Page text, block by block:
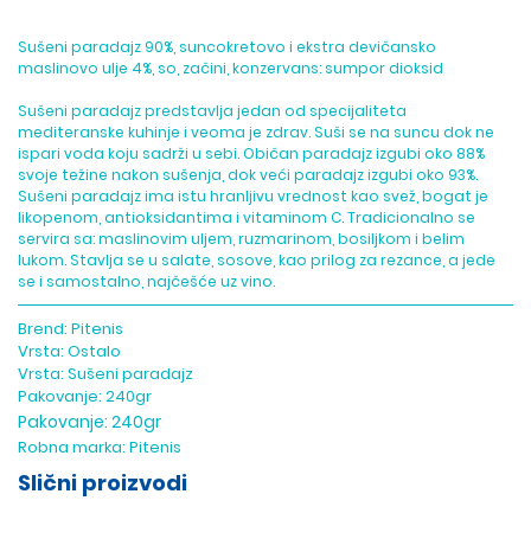
Sušeni paradajz 90%, suncokretovo i ekstra devičansko
maslinovo ulje 4%, so, začini, konzervans: sumpor dioksid
Sušeni paradajz predstavlja jedan od specijaliteta
mediteranske kuhinje i veoma je zdrav. Suši se na suncu dok ne
ispari voda koju sadrži u sebi. Običan paradajz izgubi oko 88%
svoje težine nakon sušenja, dok veći paradajz izgubi oko 93%.
Sušeni paradajz ima istu hranljivu vrednost kao svež, bogat je
likopenom, antioksidantima i vitaminom C. Tradicionalno se
servira sa: maslinovim uljem, ruzmarinom, bosiljkom i belim
lukom. Stavlja se u salate, sosove, kao prilog za rezance, a jede
se i samostalno, najčešće uz vino.
Brend:Pitenis
Vrsta:Ostalo
Vrsta:Sušeni paradajz
Pakovanje:240gr
Pakovanje:240gr
Robna marka:Pitenis
Slični proizvodi